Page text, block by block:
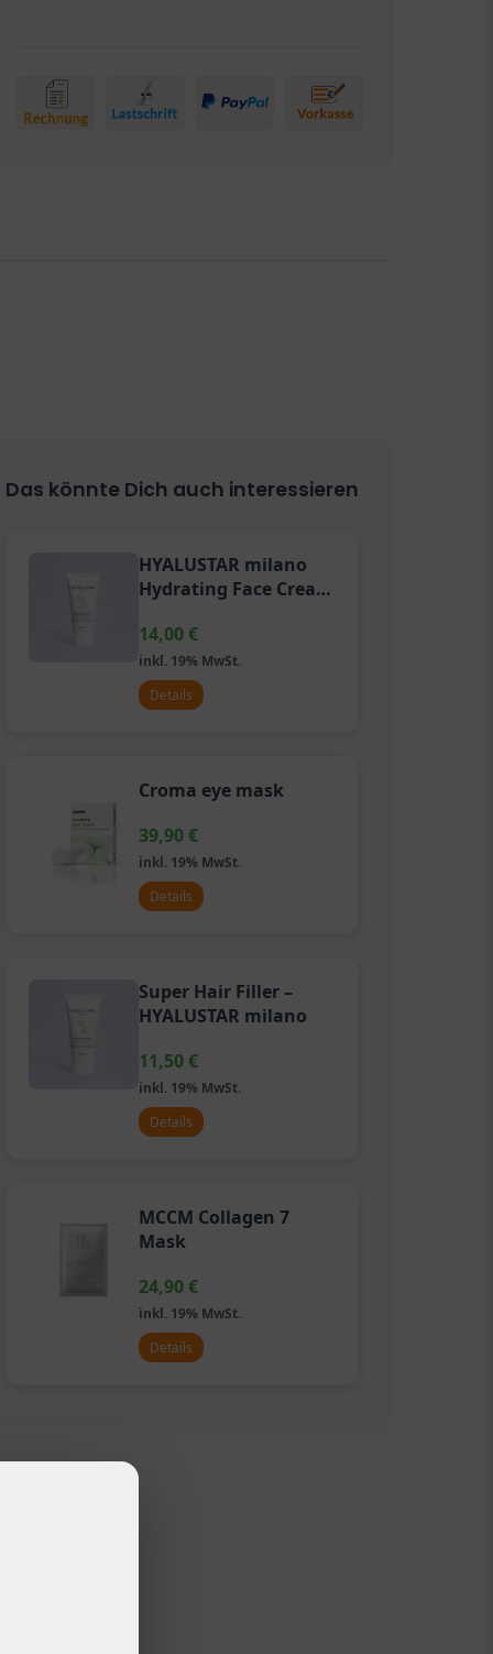
Das könnte Dich auch interessieren
HYALUSTAR milano
Hydrating Face Cream
Feuchtigkeitsspendende
Gesichtscreme
14,00€
inkl. 19% MwSt.
Details
Croma eye mask
39,90€
inkl. 19% MwSt.
Details
Super Hair Filler –
HYALUSTAR milano
11,50€
inkl. 19% MwSt.
Details
MCCM Collagen 7
Mask
24,90€
inkl. 19% MwSt.
Details